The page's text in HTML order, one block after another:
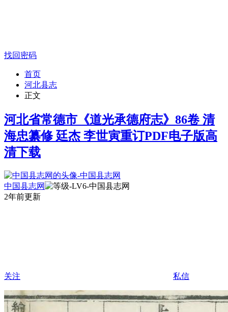
找回密码
首页
河北县志
正文
河北省常德市《道光承德府志》86卷 清
海忠纂修 廷杰 李世寅重订PDF电子版高
清下载
中国县志网
2年前更新
关注 私信